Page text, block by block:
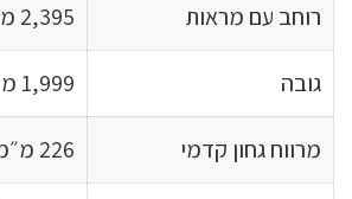
רוחב עם מראות 2,395 מ״מ
גובה 1,999 מ״מ
מרווח גחון קדמי 226 מ״מ